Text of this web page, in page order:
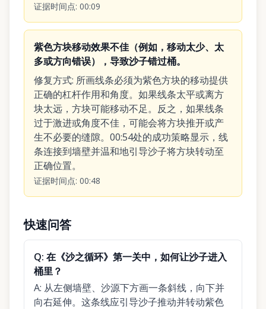
证据时间点: 00:09
紫色方块移动效果不佳（例如，移动太少、太
多或方向错误），导致沙子错过桶。
修复方式: 所画线条必须为紫色方块的移动提供
正确的杠杆作用和角度。如果线条太平或离方
块太远，方块可能移动不足。反之，如果线条
过于激进或角度不佳，可能会将方块推开或产
生不必要的缝隙。00:54处的成功策略显示，线
条连接到墙壁并温和地引导沙子将方块转动至
正确位置。
证据时间点: 00:48
快速问答
Q: 在《沙之循环》第一关中，如何让沙子进入
桶里？
A: 从左侧墙壁、沙源下方画一条斜线，向下并
向右延伸。这条线应引导沙子推动并转动紫色